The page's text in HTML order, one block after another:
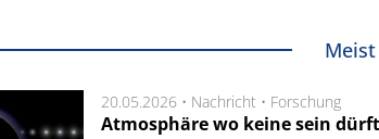
20.05.2026 • Nachricht • Forschung
Atmosphäre wo keine sein